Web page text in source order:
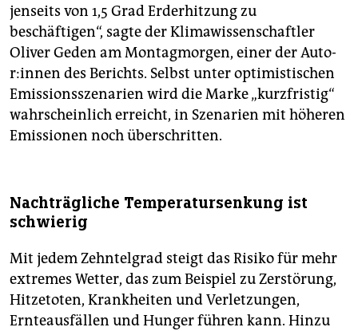
jenseits von 1,5 Grad Erderhitzung zu
beschäftigen“, sagte der Klimawissenschaftler
Oliver Geden am Montagmorgen, einer der Au­to­
r:in­nen des Berichts. Selbst unter optimistischen
Emissionsszenarien wird die Marke „kurzfristig“
wahrscheinlich erreicht, in Szenarien mit höheren
Emissionen noch überschritten.
Nachträgliche Temperatursenkung ist
schwierig
Mit jedem Zehntelgrad steigt das Risiko für mehr
extremes Wetter, das zum Beispiel zu Zerstörung,
Hitzetoten, Krankheiten und Verletzungen,
Ernteausfällen und Hunger führen kann. Hinzu